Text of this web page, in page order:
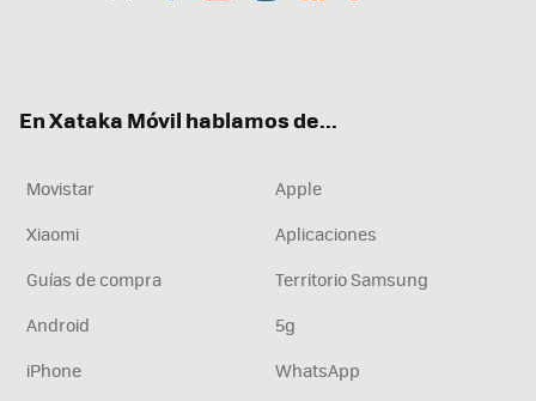
En Xataka Móvil hablamos de...
Movistar
Apple
Xiaomi
Aplicaciones
Guías de compra
Territorio Samsung
Android
5g
iPhone
WhatsApp